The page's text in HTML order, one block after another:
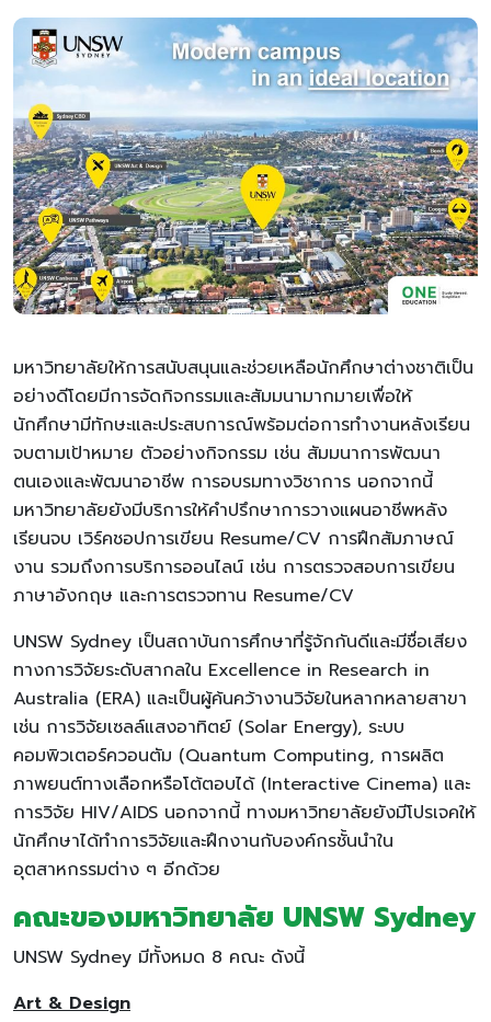
มหาวิทยาลัยให้การสนับสนุนและช่วยเหลือนักศึกษาต่างชาติเป็น
อย่างดีโดยมีการจัดกิจกรรมและสัมมนามากมายเพื่อให้
นักศึกษามีทักษะและประสบการณ์พร้อมต่อการทำงานหลังเรียน
จบตามเป้าหมาย ตัวอย่างกิจกรรม เช่น สัมมนาการพัฒนา
ตนเองและพัฒนาอาชีพ การอบรมทางวิชาการ นอกจากนี้
มหาวิทยาลัยยังมีบริการให้คำปรึกษาการวางแผนอาชีพหลัง
เรียนจบ เวิร์คชอปการเขียน Resume/CV การฝึกสัมภาษณ์
งาน รวมถึงการบริการออนไลน์ เช่น การตรวจสอบการเขียน
ภาษาอังกฤษ และการตรวจทาน Resume/CV
UNSW Sydney เป็นสถาบันการศึกษาที่รู้จักกันดีและมีชื่อเสียง
ทางการวิจัยระดับสากลใน Excellence in Research in
Australia (ERA) และเป็นผู้ค้นคว้างานวิจัยในหลากหลายสาขา
เช่น การวิจัยเซลล์แสงอาทิตย์ (Solar Energy), ระบบ
คอมพิวเตอร์ควอนตัม (Quantum Computing, การผลิต
ภาพยนต์ทางเลือกหรือโต้ตอบได้ (Interactive Cinema) และ
การวิจัย HIV/AIDS นอกจากนี้ ทางมหาวิทยาลัยยังมีโปรเจคให้
นักศึกษาได้ทำการวิจัยและฝึกงานกับองค์กรชั้นนำใน
อุตสาหกรรมต่าง ๆ อีกด้วย
คณะของมหาวิทยาลัย UNSW Sydney
UNSW Sydney มีทั้งหมด 8 คณะ ดังนี้
Art & Design